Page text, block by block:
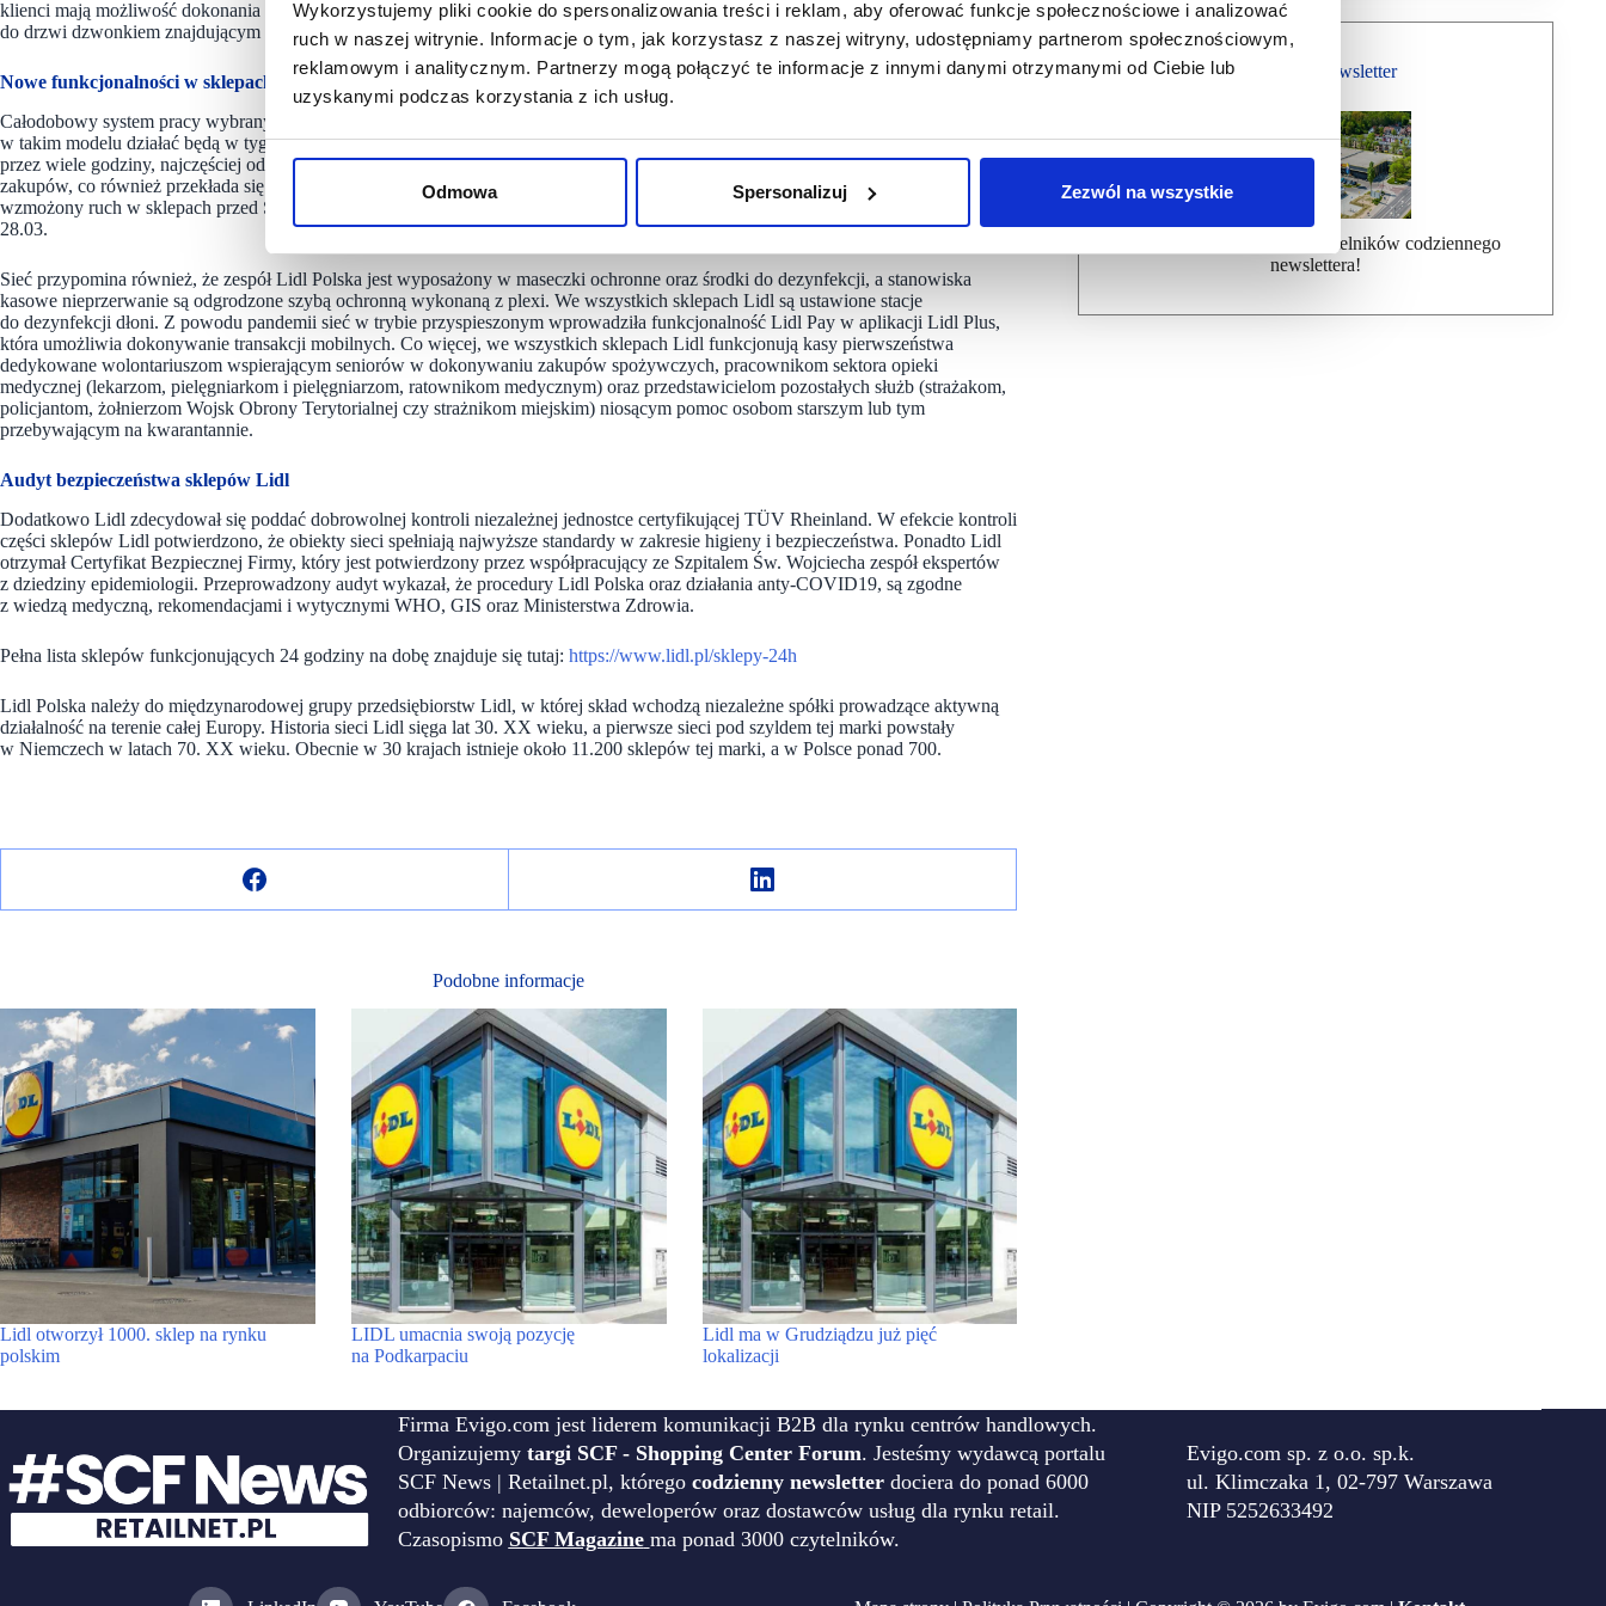
Wykorzystujemy pliki cookie do spersonalizowania treści i reklam, aby oferować funkcje społecznościowe i analizować
ruch w naszej witrynie. Informacje o tym, jak korzystasz z naszej witryny, udostępniamy partnerom społecznościowym,
reklamowym i analitycznym. Partnerzy mogą połączyć te informacje z innymi danymi otrzymanymi od Ciebie lub
uzyskanymi podczas korzystania z ich usług.
Odmowa Spersonalizuj Zezwól na wszystkie
klienci mają możliwość dokonania zakupów o dowolnej porze w ciągu doby. Wystarczy, że w godzinach nocnych zadzwonią
do drzwi dzwonkiem znajdującym się przy wejściu, a pracownicy umożliwią klientom wejście do sklepu i dokonanie zakupów.
Nowe funkcjonalności w sklepach Lidl
Całodobowy system pracy wybranych sklepów zacznie funkcjonować już w nocy z piątku 26.03 na sobotę 27.03. Kolejne sklepy
w takim modelu działać będą w tygodniu przedświatecznym. Dodatkowo warto podkreślić, iż większość sklepów sieci jest czynna
przez wiele godziny, najczęściej od 6:00 do 22:00 lub 6:00 do 23:00. W ten sposób klienci mają szeroki przedział czasu na dokonanie
zakupów, co również przekłada się na poprawę ich bezpieczeństwa. Reakcja Lidla to również odpowiedź na przewidywany
wzmożony ruch w sklepach przed Świętami. Klienci mają możliwość dokonania zakupów również w najbliższą niedzielę handlową,
28.03.
Sieć przypomina również, że zespół Lidl Polska jest wyposażony w maseczki ochronne oraz środki do dezynfekcji, a stanowiska
kasowe nieprzerwanie są odgrodzone szybą ochronną wykonaną z plexi. We wszystkich sklepach Lidl są ustawione stacje
do dezynfekcji dłoni. Z powodu pandemii sieć w trybie przyspieszonym wprowadziła funkcjonalność Lidl Pay w aplikacji Lidl Plus,
która umożliwia dokonywanie transakcji mobilnych. Co więcej, we wszystkich sklepach Lidl funkcjonują kasy pierwszeństwa
dedykowane wolontariuszom wspierającym seniorów w dokonywaniu zakupów spożywczych, pracownikom sektora opieki
medycznej (lekarzom, pielęgniarkom i pielęgniarzom, ratownikom medycznym) oraz przedstawicielom pozostałych służb (strażakom,
policjantom, żołnierzom Wojsk Obrony Terytorialnej czy strażnikom miejskim) niosącym pomoc osobom starszym lub tym
przebywającym na kwarantannie.
Audyt bezpieczeństwa sklepów Lidl
Dodatkowo Lidl zdecydował się poddać dobrowolnej kontroli niezależnej jednostce certyfikującej TÜV Rheinland. W efekcie kontroli
części sklepów Lidl potwierdzono, że obiekty sieci spełniają najwyższe standardy w zakresie higieny i bezpieczeństwa. Ponadto Lidl
otrzymał Certyfikat Bezpiecznej Firmy, który jest potwierdzony przez współpracujący ze Szpitalem Św. Wojciecha zespół ekspertów
z dziedziny epidemiologii. Przeprowadzony audyt wykazał, że procedury Lidl Polska oraz działania anty-COVID19, są zgodne
z wiedzą medyczną, rekomendacjami i wytycznymi WHO, GIS oraz Ministerstwa Zdrowia.
Pełna lista sklepów funkcjonujących 24 godziny na dobę znajduje się tutaj: https://www.lidl.pl/sklepy-24h
Lidl Polska należy do międzynarodowej grupy przedsiębiorstw Lidl, w której skład wchodzą niezależne spółki prowadzące aktywną
działalność na terenie całej Europy. Historia sieci Lidl sięga lat 30. XX wieku, a pierwsze sieci pod szyldem tej marki powstały
w Niemczech w latach 70. XX wieku. Obecnie w 30 krajach istnieje około 11.200 sklepów tej marki, a w Polsce ponad 700.
Podobne informacje
Lidl otworzył 1000. sklep na rynku
polskim
LIDL umacnia swoją pozycję
na Podkarpaciu
Lidl ma w Grudziądzu już pięć
lokalizacji
Bezpłatny Newsletter
Dołącz do ponad 7000 czytelników codziennego
newslettera!
Firma Evigo.com jest liderem komunikacji B2B dla rynku centrów handlowych.
Organizujemy targi SCF - Shopping Center Forum. Jesteśmy wydawcą portalu
SCF News | Retailnet.pl, którego codzienny newsletter dociera do ponad 6000
odbiorców: najemców, deweloperów oraz dostawców usług dla rynku retail.
Czasopismo SCF Magazine ma ponad 3000 czytelników.
Evigo.com sp. z o.o. sp.k.
ul. Klimczaka 1, 02-797 Warszawa
NIP 5252633492